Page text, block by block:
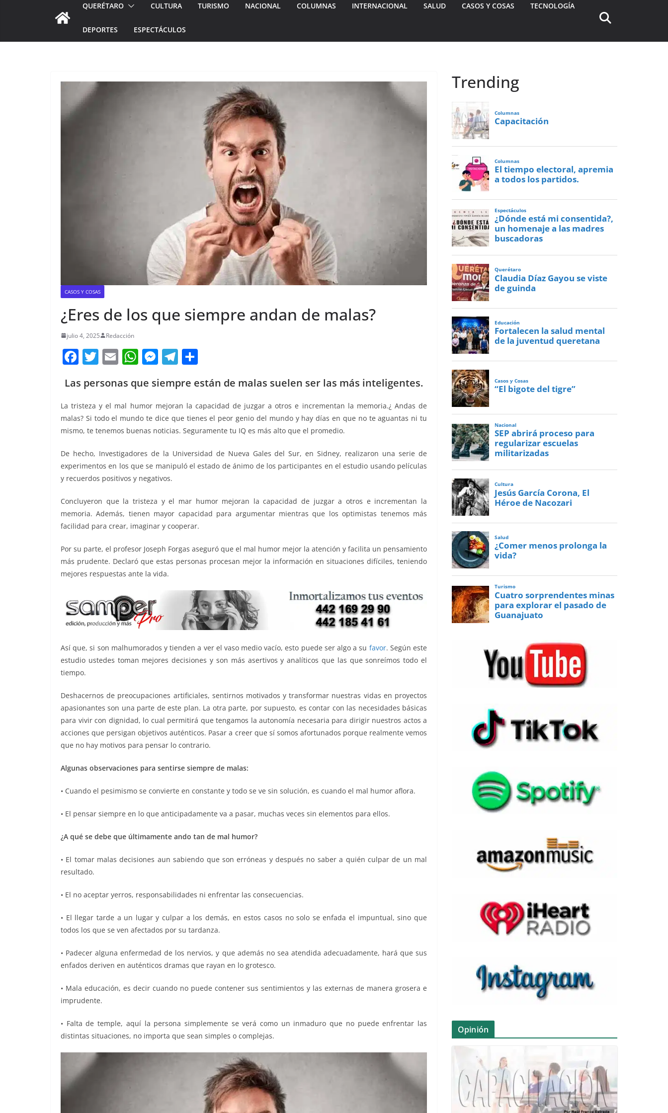
QUERÉTARO CULTURA TURISMO NACIONAL COLUMNAS INTERNACIONAL SALUD CASOS Y COSAS TECNOLOGÍA
DEPORTES ESPECTÁCULOS
CASOS Y COSAS
¿Eres de los que siempre andan de malas?
julio 4, 2025 Redacción
F
a
c
e
b
o
o
k
T
w
itt
er
E
m
ai
l
W
h
at
s
A
p
p
M
e
ss
e
n
g
er
T
el
e
gr
a
m
m
p
ar
tir
Las personas que siempre están de malas suelen ser las más inteligentes.
La tristeza y el mal humor mejoran la capacidad de juzgar a otros e incrementan la memoria.¿ Andas de
malas? Si todo el mundo te dice que tienes el peor genio del mundo y hay días en que no te aguantas ni tu
mismo, te tenemos buenas noticias. Seguramente tu IQ es más alto que el promedio.
De hecho, Investigadores de la Universidad de Nueva Gales del Sur, en Sidney, realizaron una serie de
experimentos en los que se manipuló el estado de ánimo de los participantes en el estudio usando películas
y recuerdos positivos y negativos.
Concluyeron que la tristeza y el mar humor mejoran la capacidad de juzgar a otros e incrementan la
memoria. Además, tienen mayor capacidad para argumentar mientras que los optimistas tenemos más
facilidad para crear, imaginar y cooperar.
Por su parte, el profesor Joseph Forgas aseguró que el mal humor mejor la atención y facilita un pensamiento
más prudente. Declaró que estas personas procesan mejor la información en situaciones difíciles, teniendo
mejores respuestas ante la vida.
Así que, si son malhumorados y tienden a ver el vaso medio vacío, esto puede ser algo a su favor. Según este
estudio ustedes toman mejores decisiones y son más asertivos y analíticos que las que sonreímos todo el
tiempo.
Deshacernos de preocupaciones artificiales, sentirnos motivados y transformar nuestras vidas en proyectos
apasionantes son una parte de este plan. La otra parte, por supuesto, es contar con las necesidades básicas
para vivir con dignidad, lo cual permitirá que tengamos la autonomía necesaria para dirigir nuestros actos a
acciones que persigan objetivos auténticos. Pasar a creer que sí somos afortunados porque realmente vemos
que no hay motivos para pensar lo contrario.
Algunas observaciones para sentirse siempre de malas:
• Cuando el pesimismo se convierte en constante y todo se ve sin solución, es cuando el mal humor aflora.
• El pensar siempre en lo que anticipadamente va a pasar, muchas veces sin elementos para ellos.
¿A qué se debe que últimamente ando tan de mal humor?
• El tomar malas decisiones aun sabiendo que son erróneas y después no saber a quién culpar de un mal
resultado.
• El no aceptar yerros, responsabilidades ni enfrentar las consecuencias.
• El llegar tarde a un lugar y culpar a los demás, en estos casos no solo se enfada el impuntual, sino que
todos los que se ven afectados por su tardanza.
• Padecer alguna enfermedad de los nervios, y que además no sea atendida adecuadamente, hará que sus
enfados deriven en auténticos dramas que rayan en lo grotesco.
• Mala educación, es decir cuando no puede contener sus sentimientos y las externas de manera grosera e
imprudente.
• Falta de temple, aquí la persona simplemente se verá como un inmaduro que no puede enfrentar las
distintas situaciones, no importa que sean simples o complejas.
Trending
Opinión